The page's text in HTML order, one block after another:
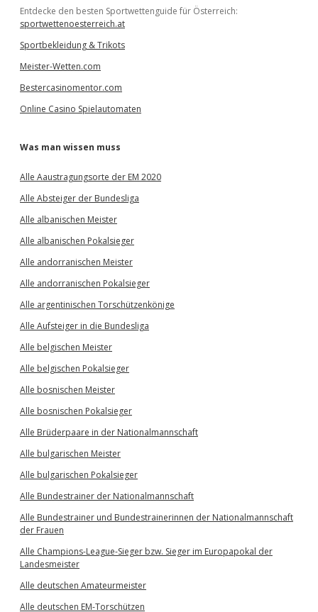
Entdecke den besten Sportwettenguide für Österreich:
sportwettenoesterreich.at
Sportbekleidung & Trikots
Meister-Wetten.com
Bestercasinomentor.com
Online Casino Spielautomaten
Was man wissen muss
Alle Aaustragungsorte der EM 2020
Alle Absteiger der Bundesliga
Alle albanischen Meister
Alle albanischen Pokalsieger
Alle andorranischen Meister
Alle andorranischen Pokalsieger
Alle argentinischen Torschützenkönige
Alle Aufsteiger in die Bundesliga
Alle belgischen Meister
Alle belgischen Pokalsieger
Alle bosnischen Meister
Alle bosnischen Pokalsieger
Alle Brüderpaare in der Nationalmannschaft
Alle bulgarischen Meister
Alle bulgarischen Pokalsieger
Alle Bundestrainer der Nationalmannschaft
Alle Bundestrainer und Bundestrainerinnen der Nationalmannschaft
der Frauen
Alle Champions-League-Sieger bzw. Sieger im Europapokal der
Landesmeister
Alle deutschen Amateurmeister
Alle deutschen EM-Torschützen